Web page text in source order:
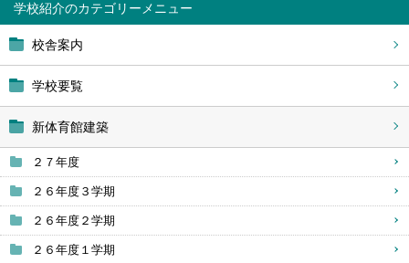
学校紹介
校舎案内
学校要覧
新体育館建築
２７年度
２６年度３学期
２６年度２学期
２６年度１学期